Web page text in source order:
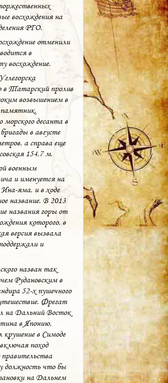
восхождения на
РГО.
отменили
в
восхождение.
в Татарский пролив
возвышением в
морского десанта в
в августе
а справа еще
154,7 м.
военным
и именуется на
яма, и в ходе
название. В 2013
названия горы от
которого, в
версия вызвала
и
назван так
Рудановским в
52-х пушечного
Фрегат
на Дальний Восток
в Японию,
крушение в Симоде
поход
должность что бы
на Дальнем